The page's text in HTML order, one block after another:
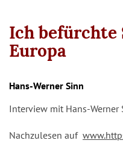
Ich
Europa
Hans-Werner Sinn
Interview mit Hans-Werner
Nachzulesen auf